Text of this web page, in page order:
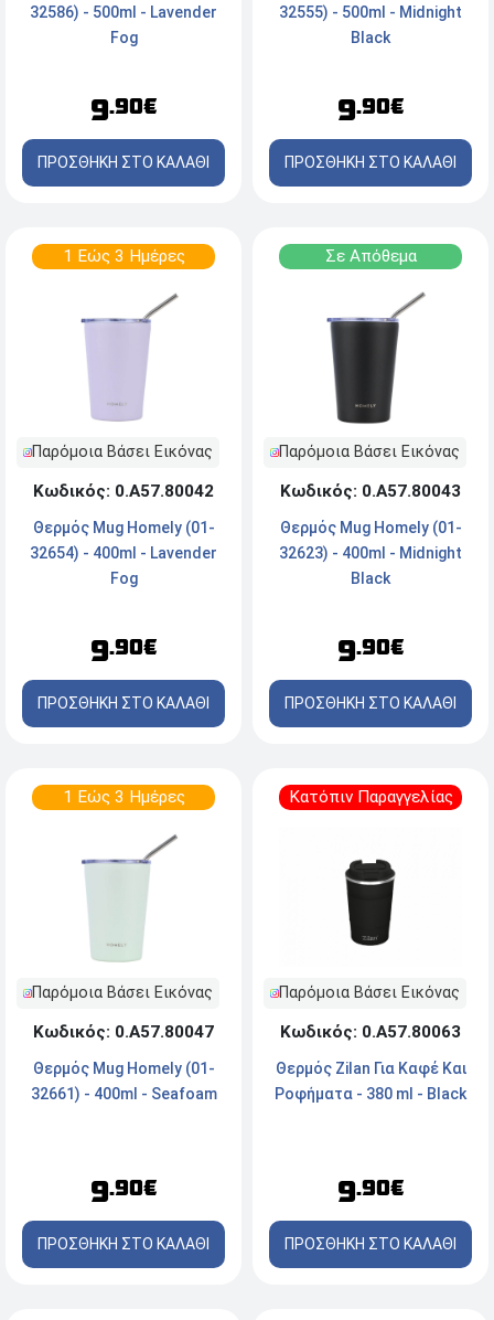
32586) - 500ml - Lavender
Fog
9.90€
ΠΡΟΣΘΗΚΗ ΣΤΟ ΚΑΛΑΘΙ
32555) - 500ml - Midnight
Black
9.90€
ΠΡΟΣΘΗΚΗ ΣΤΟ ΚΑΛΑΘΙ
1 Εώς 3 Ημέρες
Παρόμοια Βάσει Εικόνας
Κωδικός: 0.Α57.80042
Θερμός Mug Homely (01-
32654) - 400ml - Lavender
Fog
9.90€
ΠΡΟΣΘΗΚΗ ΣΤΟ ΚΑΛΑΘΙ
Σε Απόθεμα
Παρόμοια Βάσει Εικόνας
Κωδικός: 0.Α57.80043
Θερμός Mug Homely (01-
32623) - 400ml - Midnight
Black
9.90€
ΠΡΟΣΘΗΚΗ ΣΤΟ ΚΑΛΑΘΙ
1 Εώς 3 Ημέρες
Παρόμοια Βάσει Εικόνας
Κωδικός: 0.Α57.80047
Θερμός Mug Homely (01-
32661) - 400ml - Seafoam
9.90€
ΠΡΟΣΘΗΚΗ ΣΤΟ ΚΑΛΑΘΙ
Κατόπιν Παραγγελίας
Παρόμοια Βάσει Εικόνας
Κωδικός: 0.Α57.80063
Θερμός Zilan Για Καφέ Και
Ροφήματα - 380 ml - Βlack
9.90€
ΠΡΟΣΘΗΚΗ ΣΤΟ ΚΑΛΑΘΙ